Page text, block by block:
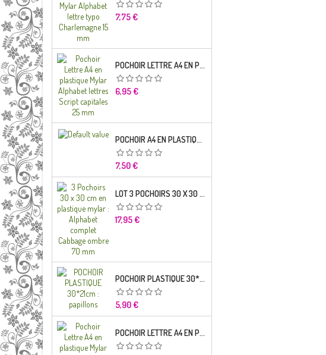
Prix
7,75 €
POCHOIR LETTRE A4 EN PLASTIQUE MYLAR ALPHABET LETTRES SCRIPT CAPITALES 25 MM
Prix
6,95 €
POCHOIR A4 EN PLASTIQUE MYLAR ALPHABET LETTRE TYPO SCIENCE 35 MM
Prix
7,50 €
LOT 3 POCHOIRS 30 X 30 CM EN PLASTIQUE MYLAR : ALPHABET COMPLET CABBAGE OMBRE 70 MM
Prix
17,95 €
POCHOIR PLASTIQUE 30*21CM : PAPILLONS
Prix
5,90 €
POCHOIR LETTRE A4 EN PLASTIQUE MYLAR ALPHABET LETTRES BRODWAY CAPITALES 20 MM